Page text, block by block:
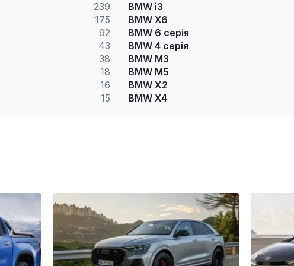
239
175
92
43
38
18
16
15
BMW i3
BMW X6
BMW 6 серія
BMW 4 серія
BMW M3
BMW M5
BMW X2
BMW X4